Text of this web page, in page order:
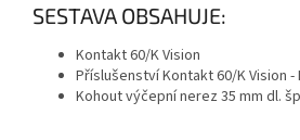
SESTAVA OBSAHUJE:
Kontakt 60/K Vision
Příslušenství Kontakt 60/K Vision -
Kohout výčepní nerez 35 mm dl.